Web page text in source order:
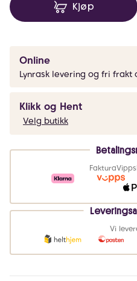
Kjøp
Online
Lynrask levering og fri frakt
Klikk og Hent
Velg butikk
FakturaVipps
Vi